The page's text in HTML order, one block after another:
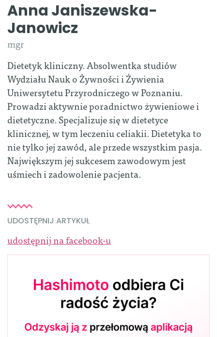
Anna Janiszewska-
Janowicz
mgr
Dietetyk kliniczny. Absolwentka studiów
Wydziału Nauk o Żywności i Żywienia
Uniwersytetu Przyrodniczego w Poznaniu.
Prowadzi aktywnie poradnictwo żywieniowe i
dietetyczne. Specjalizuje się w dietetyce
klinicznej, w tym leczeniu celiakii. Dietetyka to
nie tylko jej zawód, ale przede wszystkim pasja.
Największym jej sukcesem zawodowym jest
uśmiech i zadowolenie pacjenta.
UDOSTĘPNIJ ARTYKUŁ
udostępnij na facebook-u